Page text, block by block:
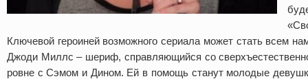
Ключевой героиней возможного сериала может стать всем
Джоди Миллс – шериф, справляющийся со
ровне с Сэмом и Дином. Ей в помощь станут молодые